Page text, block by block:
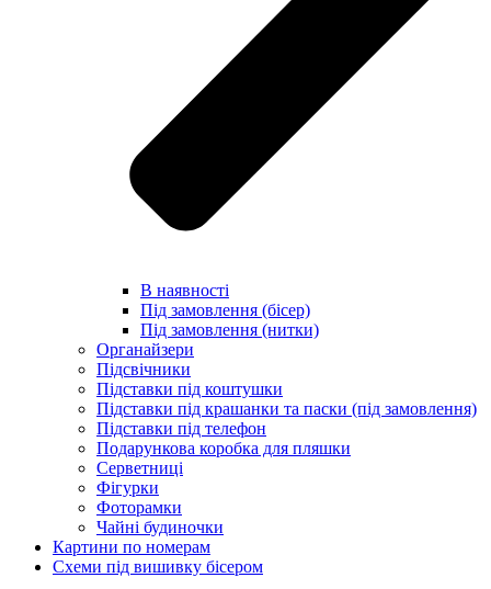
В наявності
Під замовлення (бісер)
Під замовлення (нитки)
Органайзери
Підсвічники
Підставки під коштушки
Підставки під крашанки та паски (під замовлення)
Підставки під телефон
Подарункова коробка для пляшки
Серветниці
Фігурки
Фоторамки
Чайні будиночки
Картини по номерам
Схеми під вишивку бісером